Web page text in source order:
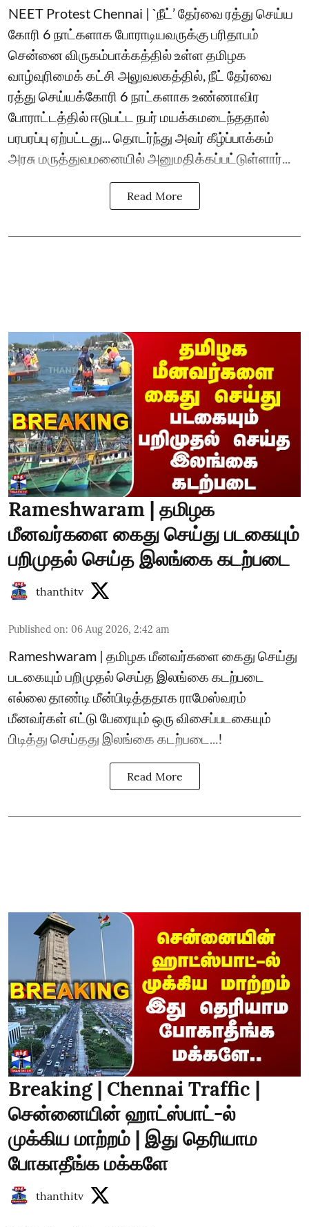
NEET Protest Chennai | `நீட்’ தேர்வை ரத்து செய்ய
கோரி 6 நாட்களாக போராடியவருக்கு பரிதாபம்
சென்னை விருகம்பாக்கத்தில் உள்ள தமிழக
வாழ்வுரிமைக் கட்சி அலுவலகத்தில், நீட் தேர்வை
ரத்து செய்யக்கோரி 6 நாட்களாக உண்ணாவிர
போராட்டத்தில் ஈடுபட்ட நபர் மயக்கமடைந்த‌தால்
பரபரப்பு ஏற்பட்ட‌து... தொடர்ந்து அவர் கீழ்ப்பாக்கம்
அரசு மருத்துவமனையில் அனுமதிக்கப்பட்டுள்ளார்...
Read More
Rameshwaram | தமிழக
மீனவர்களை கைது செய்து படகையும்
பறிமுதல் செய்த இலங்கை கடற்படை
thanthitv
Published on: 06 Aug 2026, 2:42 am
Rameshwaram | தமிழக மீனவர்களை கைது செய்து
படகையும் பறிமுதல் செய்த இலங்கை கடற்படை
எல்லை தாண்டி மீன்பிடித்ததாக ராமேஸ்வரம்
மீனவர்கள் எட்டு பேரையும் ஒரு விசைப்படகையும்
பிடித்து செய்தது இலங்கை கடற்படை...!
Read More
Breaking | Chennai Traffic |
சென்னையின் ஹாட்ஸ்பாட்-ல்
முக்கிய மாற்றம் | இது தெரியாம
போகாதீங்க மக்களே
thanthitv